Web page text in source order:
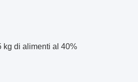
kg di alimenti al 40%